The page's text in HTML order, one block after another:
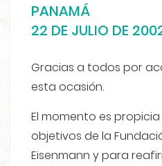
PANAMÁ
22 DE JULIO DE
Gracias a todos por
esta ocasión.
El momento es
objetivos de la
Eisenmann y para